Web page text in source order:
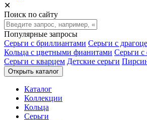
✕
Поиск по сайту
Популярные запросы
Серьги с бриллиантами Серьги с
Кольца с цветными фианитами Серьги с
Серьги с кварцем Детские серьги
Открыть каталог
Каталог
Коллекции
Кольца
Серьги